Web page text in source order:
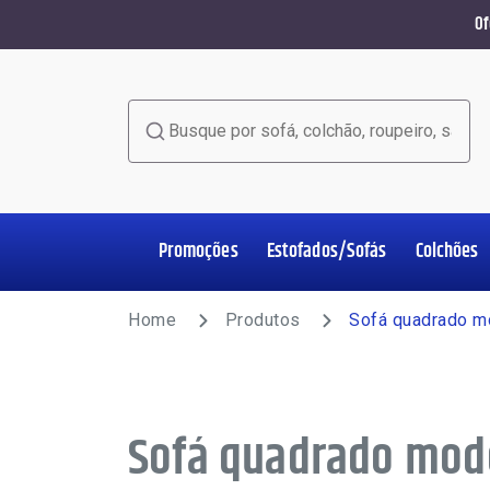
Home Office
Promoções Estofados/Sofás
Estofados/Sofás
Colchões
Colchões
Salas de Jantar
Poltronas
Racks e Painéis
Roupeiros
Complementos
Home Produtos Sofá quadrado
Sofá quadrado